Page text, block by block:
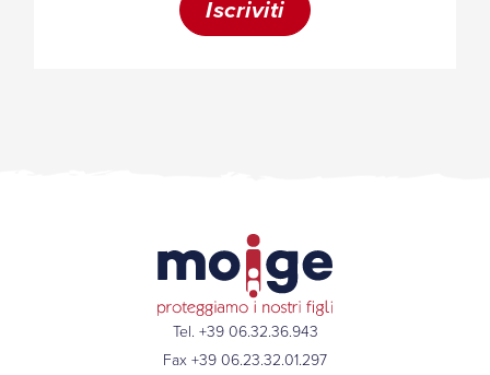
Tel. +39 06.32.36.943
Fax +39 06.23.32.01.297